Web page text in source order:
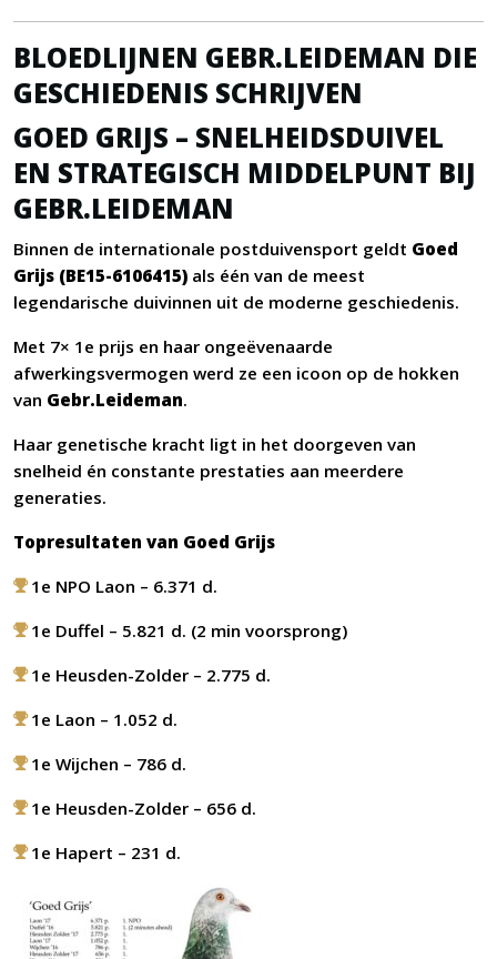
BLOEDLIJNEN GEBR.LEIDEMAN DIE
GESCHIEDENIS SCHRIJVEN
GOED GRIJS – SNELHEIDSDUIVEL
EN STRATEGISCH MIDDELPUNT BIJ
GEBR.LEIDEMAN
Binnen de internationale postduivensport geldt Goed
Grijs (BE15-6106415) als één van de meest
legendarische duivinnen uit de moderne geschiedenis.
Met 7× 1e prijs en haar ongeëvenaarde
afwerkingsvermogen werd ze een icoon op de hokken
van Gebr.Leideman.
Haar genetische kracht ligt in het doorgeven van
snelheid én constante prestaties aan meerdere
generaties.
Topresultaten van Goed Grijs
1e NPO Laon – 6.371 d.
1e Duffel – 5.821 d. (2 min voorsprong)
1e Heusden-Zolder – 2.775 d.
1e Laon – 1.052 d.
1e Wijchen – 786 d.
1e Heusden-Zolder – 656 d.
1e Hapert – 231 d.